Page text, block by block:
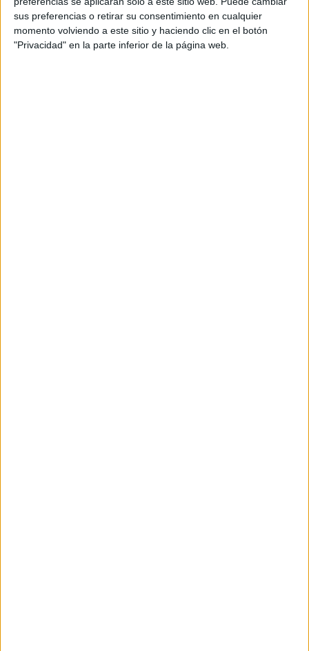
sus preferencias o retirar su consentimiento en cualquier
momento volviendo a este sitio y haciendo clic en el botón
"Privacidad" en la parte inferior de la página web.